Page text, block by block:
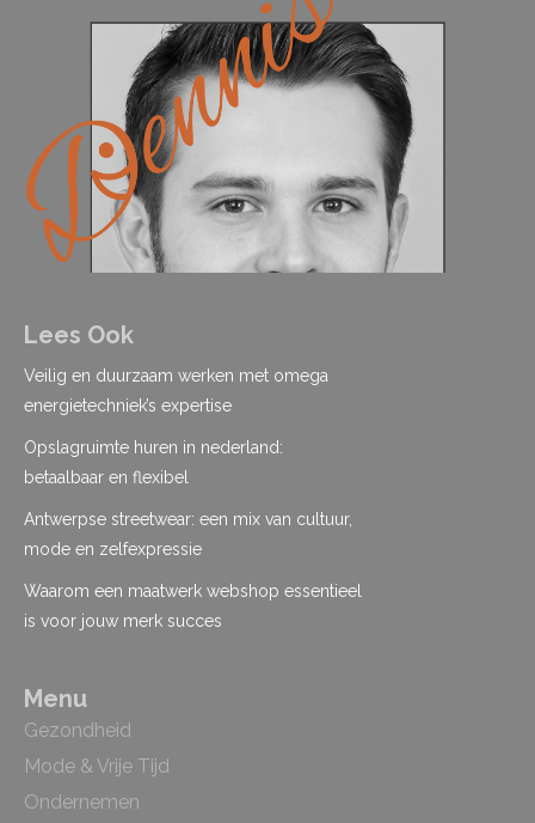
Lees Ook
Veilig en duurzaam werken met omega
energietechniek’s expertise
Opslagruimte huren in nederland:
betaalbaar en flexibel
Antwerpse streetwear: een mix van cultuur,
mode en zelfexpressie
Waarom een maatwerk webshop essentieel
is voor jouw merk succes
Menu
Gezondheid
Mode & Vrije Tijd
Ondernemen